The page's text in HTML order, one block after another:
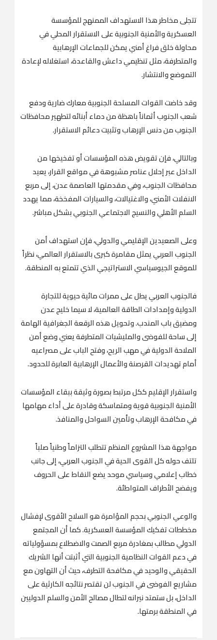
تتجلى مخاطر هذا الاستهداف الممنهج للمؤسسة
العسكرية والأمنية الجنوبية على الاستقرار المحلي في
محاولة خلق فراغ أمني يمكن للجماعات الإرهابية
والمتطرفة، مثل تنظيمي داعش والقاعدة، استغلاله لإعادة
التموضع والانتشار.
وقد خاضت القوات المسلحة الجنوبية معارك ضارية ودفع
شعب الجنوب أثماناً باهظة من دماء أبنائه لتطهير محافظات
الجنوب من دنس الإرهاب وتثبيت دعائم الاستقرار.
وبالتالي، فإن تقويض هذه المؤسسات أو تفخيخها من
الداخل عبر إحلال عناصر مشبوهة في مواقع القرار، يعيد
محافظات الجنوب، وفي مقدمتها العاصمة عدن، إلى مربع
الانفلات الأمني، والاغتيالات، والسيارات المفخخة، مما يهدد
السلم الأهلي والنسيج الاجتماعي الجنوبي بشكل مباشر.
وعلى الصعيدين الإقليمي والدولي، فإن استهداف أمن
الجنوب العربي يمثل مقامرة كبرى بالاستقرار العالمي، نظراً
للموقع الجيوسياسي الاستراتيجي الذي تتمتع به المنطقة.
فالجنوب العربي يطل على ممرات مائية حيوية للتجارة
الدولية وإمدادات الطاقة العالمية، لا سيما خليج عدن
ومضيق باب المندب. وتحويل هذه الرقعة الجغرافية الهامة
إلى ساحة للفوضى والمليشيات المتطرفة يعني وضع أمن
الملاحة الدولية في مهب الريح، وفتح الباب على مصراعيه
أمام تهديدات القرصنة والأعمال الإرهابية العابرة للحدود.
واستقرار الإقليم ككل مرتبط بصورة وثيقة ببقاء المؤسسات
الأمنية الجنوبية قوية ومتماسكة وقادرة على أداء مهامها
في مكافحة الإرهاب وتأمين السواحل والمنافذ.
مواجهة هذا المشروع المنظم تتطلب التزاماً وطنياً صلباً
تلتف حوله كل القوى الحية في الجنوب العربي، إلى جانب
خطاب إعلامي وسياسي موحد يضع النقاط على الحروف
ويفضح الأطراف المتواطئة.
والوعي الجنوبي بحجم المؤامرة هو السلاح الأقوى لإفشال
مخططات تفكيك المؤسسة العسكرية. كما أن المجتمع
الدولي مطالب بمغادرة مربع الصمت والاضطلاع بمسؤولياته
في دعم القوات النظامية الجنوبية التي أثبتت أنها الشريك
الحقيقي والوحيد في مكافحة التطرف، حيث أن التهاون مع
مشاريع الفوضى في الجنوب لن تقتصر نتائجه الكارثية على
الداخل، بل ستمتد نيرانه لتطال مصالح الأمن والسلم الدوليين
في المنطقة برمتها.